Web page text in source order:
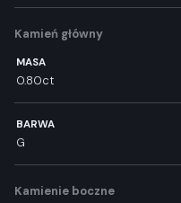
Kamień główny
MASA
0.80ct
BARWA
G
Kamienie boczne